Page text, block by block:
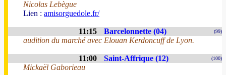
Nicolas Lebègue
Lien : amisorguedole.fr/
11:15 Barcelonnette (04) (99)
audition du marché avec Elouan Kerdoncuff de Lyon.
11:00 Saint-Affrique (12) (100)
Mickaël Gaborieau